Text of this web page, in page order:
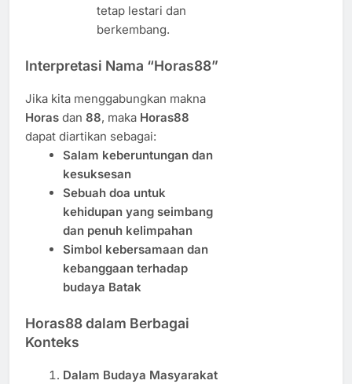
tetap lestari dan
berkembang.
Interpretasi Nama “Horas88”
Jika kita menggabungkan makna
Horas dan 88, maka Horas88
dapat diartikan sebagai:
Salam keberuntungan dan
kesuksesan
Sebuah doa untuk
kehidupan yang seimbang
dan penuh kelimpahan
Simbol kebersamaan dan
kebanggaan terhadap
budaya Batak
Horas88 dalam Berbagai
Konteks
Dalam Budaya Masyarakat